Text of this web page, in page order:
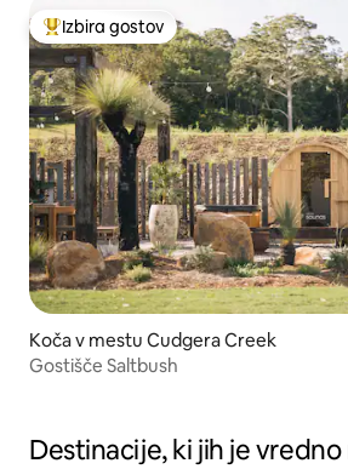
Najbolj priljubljena prenočišča z
Izbira gostov
Koča v mestu Cudgera Creek
Gostišče Saltbush
Destinacije, ki jih je vredno